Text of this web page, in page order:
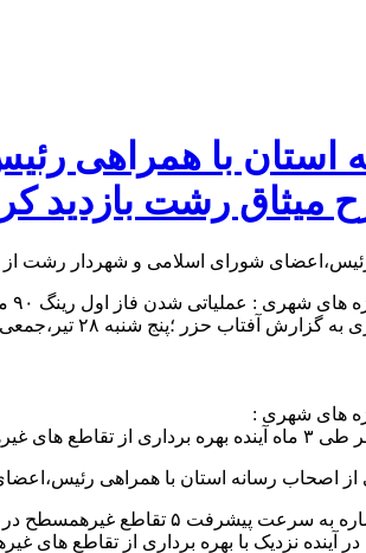
استان با همراهی
میثاق رشت بازدید
حزر ؛پنج شنبه ۲۸ تیر،جمعی از اصحاب رسانه
های شهری :
رحیم شوقی شهردار رشت در
آینده نزدیک با بهره برداری از تقاطع